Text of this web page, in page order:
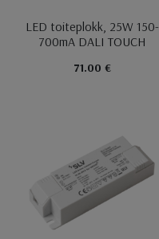
LED toiteplokk, 25W 150-
700mA DALI TOUCH
71.00 €